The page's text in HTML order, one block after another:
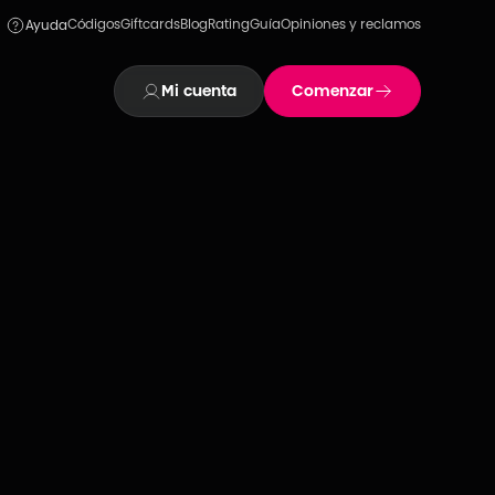
AyudaCódigosGiftcardsBlogRatingGuíaOpiniones y reclamos
Mi cuenta Comenzar